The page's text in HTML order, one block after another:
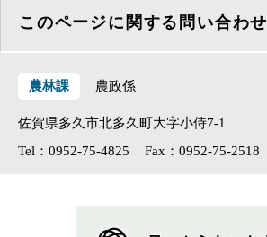
このページに関する問い合わせ
農林課 農政係
佐賀県多久市北多久町大字小侍7-1
Tel：0952-75-4825
Fax：0952-75-2518